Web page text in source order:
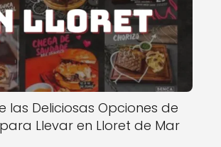
las Deliciosas Opciones de
Llevar en Lloret de Mar